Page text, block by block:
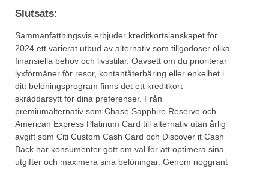
Slutsats:
Sammanfattningsvis erbjuder kreditkortslanskapet för
2024 ett varierat utbud av alternativ som tillgodoser olika
finansiella behov och livsstilar. Oavsett om du prioriterar
lyxförmåner för resor, kontantåterbäring eller enkelhet i
ditt belöningsprogram finns det ett kreditkort
skräddarsytt för dina preferenser. Från
premiumalternativ som Chase Sapphire Reserve och
American Express Platinum Card till alternativ utan årlig
avgift som Citi Custom Cash Card och Discover it Cash
Back har konsumenter gott om val för att optimera sina
utgifter och maximera sina belöningar. Genom noggrant